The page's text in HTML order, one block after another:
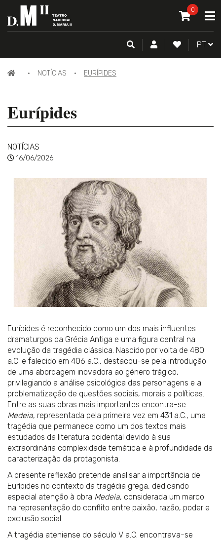
0
O MEU
ITEM(S) -
PESQUISACONTA DEFAZER
PT
NOTÍCIAS EURÍPIDES
Eurípides
NOTÍCIAS
16/06/2026
Eurípides é reconhecido como um dos mais influentes
dramaturgos da Grécia Antiga e uma figura central na
evolução da tragédia clássica. Nascido por volta de 480
a.C. e falecido em 406 a.C., destacou-se pela introdução
de uma abordagem inovadora ao género trágico,
privilegiando a análise psicológica das personagens e a
problematização de questões sociais, morais e políticas.
Entre as suas obras mais importantes encontra-se
Medeia, representada pela primeira vez em 431 a.C., uma
tragédia que permanece como um dos textos mais
estudados da literatura ocidental devido à sua
extraordinária complexidade temática e à profundidade da
caracterização da protagonista.
A presente reflexão pretende analisar a importância de
Eurípides no contexto da tragédia grega, dedicando
especial atenção à obra Medeia, considerada um marco
na representação do conflito entre paixão, razão, poder e
exclusão social.
A tragédia ateniense do século V a.C. encontrava-se